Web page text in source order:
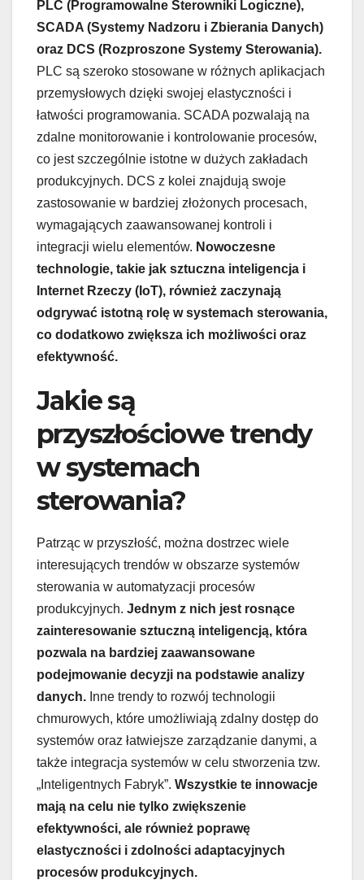
PLC (Programowalne Sterowniki Logiczne),
SCADA (Systemy Nadzoru i Zbierania Danych)
oraz DCS (Rozproszone Systemy Sterowania).
PLC są szeroko stosowane w różnych aplikacjach
przemysłowych dzięki swojej elastyczności i
łatwości programowania. SCADA pozwalają na
zdalne monitorowanie i kontrolowanie procesów,
co jest szczególnie istotne w dużych zakładach
produkcyjnych. DCS z kolei znajdują swoje
zastosowanie w bardziej złożonych procesach,
wymagających zaawansowanej kontroli i
integracji wielu elementów. Nowoczesne
technologie, takie jak sztuczna inteligencja i
Internet Rzeczy (IoT), również zaczynają
odgrywać istotną rolę w systemach sterowania,
co dodatkowo zwiększa ich możliwości oraz
efektywność.
Jakie są
przyszłościowe trendy
w systemach
sterowania?
Patrząc w przyszłość, można dostrzec wiele
interesujących trendów w obszarze systemów
sterowania w automatyzacji procesów
produkcyjnych. Jednym z nich jest rosnące
zainteresowanie sztuczną inteligencją, która
pozwala na bardziej zaawansowane
podejmowanie decyzji na podstawie analizy
danych. Inne trendy to rozwój technologii
chmurowych, które umożliwiają zdalny dostęp do
systemów oraz łatwiejsze zarządzanie danymi, a
także integracja systemów w celu stworzenia tzw.
„Inteligentnych Fabryk”. Wszystkie te innowacje
mają na celu nie tylko zwiększenie
efektywności, ale również poprawę
elastyczności i zdolności adaptacyjnych
procesów produkcyjnych.